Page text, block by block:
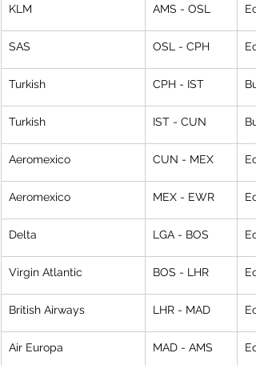
KLM AMS - OSL
SAS OSL - CPH
Turkish CPH - IST
Turkish IST - CUN
Aeromexico CUN - MEX
Aeromexico MEX - EWR
Delta LGA - BOS
Virgin Atlantic BOS - LHR
British Airways LHR - MAD
Air Europa MAD - AMS